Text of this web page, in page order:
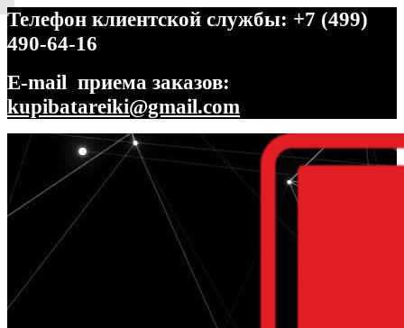
Телефон клиентской службы: +7 (499)
490-64-16
E-mail приема заказов:
kupibatareiki@gmail.com
Перейти
навигации
Перейти
содержимому